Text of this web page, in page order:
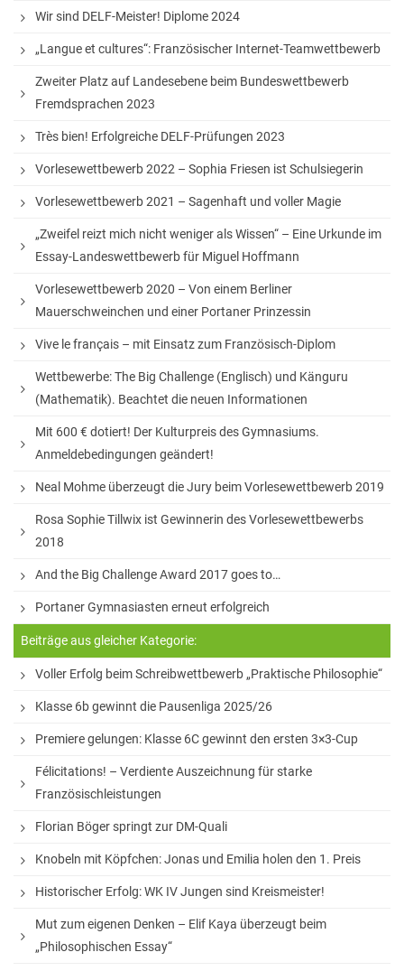
Wir sind DELF-Meister! Diplome 2024
„Langue et cultures“: Französischer Internet-Teamwettbewerb
Zweiter Platz auf Landesebene beim Bundeswettbewerb
Fremdsprachen 2023
Très bien! Erfolgreiche DELF-Prüfungen 2023
Vorlesewettbewerb 2022 – Sophia Friesen ist Schulsiegerin
Vorlesewettbewerb 2021 – Sagenhaft und voller Magie
„Zweifel reizt mich nicht weniger als Wissen“ – Eine Urkunde im
Essay-Landeswettbewerb für Miguel Hoffmann
Vorlesewettbewerb 2020 – Von einem Berliner
Mauerschweinchen und einer Portaner Prinzessin
Vive le français – mit Einsatz zum Französisch-Diplom
Wettbewerbe: The Big Challenge (Englisch) und Känguru
(Mathematik). Beachtet die neuen Informationen
Mit 600 € dotiert! Der Kulturpreis des Gymnasiums.
Anmeldebedingungen geändert!
Neal Mohme überzeugt die Jury beim Vorlesewettbewerb 2019
Rosa Sophie Tillwix ist Gewinnerin des Vorlesewettbewerbs
2018
And the Big Challenge Award 2017 goes to…
Portaner Gymnasiasten erneut erfolgreich
Beiträge aus gleicher Kategorie:
Voller Erfolg beim Schreibwettbewerb „Praktische Philosophie“
Klasse 6b gewinnt die Pausenliga 2025/26
Premiere gelungen: Klasse 6C gewinnt den ersten 3×3-Cup
Félicitations! – Verdiente Auszeichnung für starke
Französischleistungen
Florian Böger springt zur DM-Quali
Knobeln mit Köpfchen: Jonas und Emilia holen den 1. Preis
Historischer Erfolg: WK IV Jungen sind Kreismeister!
Mut zum eigenen Denken – Elif Kaya überzeugt beim
„Philosophischen Essay“